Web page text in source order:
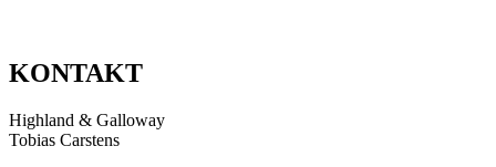
KONTAKT
Highland & Galloway
Tobias Carstens